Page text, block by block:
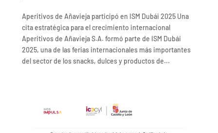
Aperitivos de Añavieja participó en ISM Dubái 2025 Una
cita estratégica para el crecimiento internacional
Aperitivos de Añavieja S.A. formó parte de ISM Dubái
2025, una de las ferias internacionales más importantes
del sector de los snacks, dulces y productos de...